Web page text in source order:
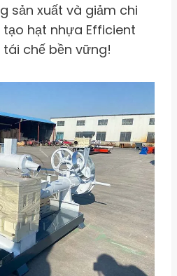
sản xuất và giảm chi
hạt nhựa Efficient
chế bền vững!